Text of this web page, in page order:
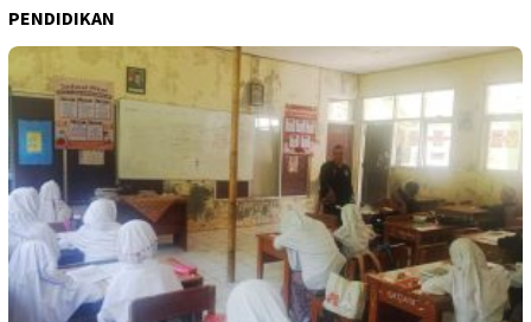
PENDIDIKAN